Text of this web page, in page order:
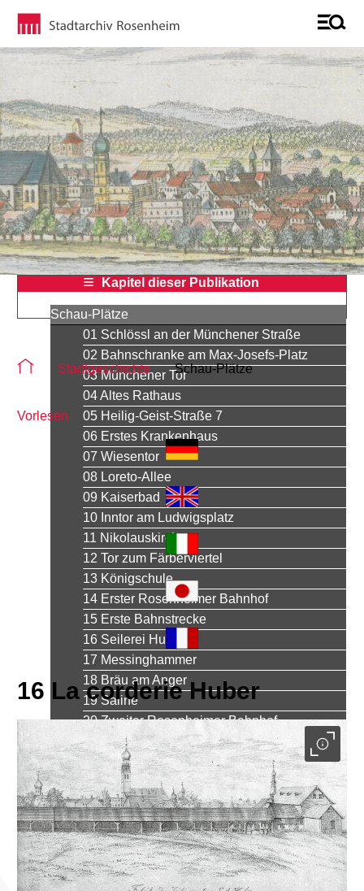
Kapitel dieser Publikation
Schau-Plätze
01 Schlössl an der Münchener Straße
02 Bahnschranke am Max-Josefs-Platz
03 Münchener Tor
04 Altes Rathaus
05 Heilig-Geist-Straße 7
06 Erstes Krankenhaus
07 Wiesentor
08 Loreto-Allee
09 Kaiserbad
10 Inntor am Ludwigsplatz
11 Nikolauskirche
12 Tor zum Färberviertel
13 Königschule
14 Erster Rosenheimer Bahnhof
15 Erste Bahnstrecke
16 Seilerei Huber
17 Messinghammer
18 Bräu am Anger
19 Saline
20 Zweiter Rosenheimer Bahnhof
Sie befinden sich auf der Seite "16 La corderie Huber"
Stadtgeschichte Schau-Plätze
Vorlesen
16 La corderie Huber